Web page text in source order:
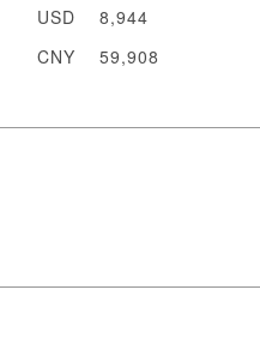
USD
8,944
CNY
59,908